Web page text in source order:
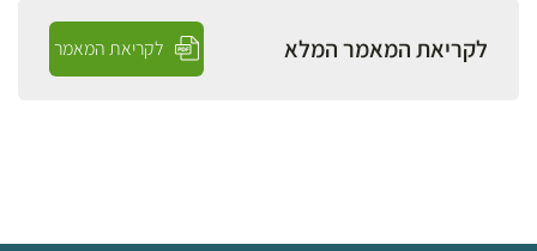
לקריאת המאמר המלא לקריאת המאמר